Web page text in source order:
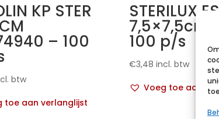
KP STER
– 100
btw
toe aan verlanglijst
STERILUX ES
7,5×7,5cm
100 p/s
€3,48 incl. btw
Voeg toe aan